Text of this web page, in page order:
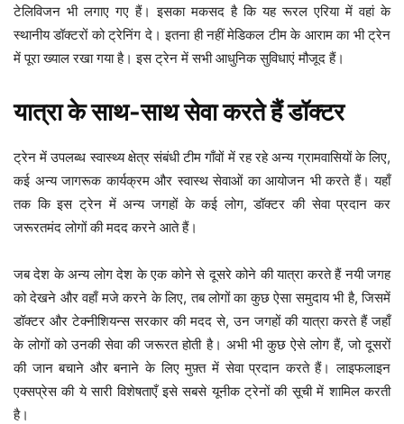
टेलिविजन भी लगाए गए हैं। इसका मकसद है कि यह रूरल एरिया में वहां के
स्थानीय डॉक्टरों को ट्रेनिंग दे। इतना ही नहीं मेडिकल टीम के आराम का भी ट्रेन
में पूरा ख्याल रखा गया है। इस ट्रेन में सभी आधुनिक सुविधाएं मौजूद हैं।
यात्रा के साथ-साथ सेवा करते हैं डॉक्टर
ट्रेन में उपलब्ध स्वास्थ्य क्षेत्र संबंधी टीम गाँवों में रह रहे अन्य ग्रामवासियों के लिए,
कई अन्य जागरूक कार्यक्रम और स्वास्थ सेवाओं का आयोजन भी करते हैं। यहाँ
तक कि इस ट्रेन में अन्य जगहों के कई लोग, डॉक्टर की सेवा प्रदान कर
जरूरतमंद लोगों की मदद करने आते हैं।
जब देश के अन्य लोग देश के एक कोने से दूसरे कोने की यात्रा करते हैं नयी जगह
को देखने और वहाँ मजे करने के लिए, तब लोगों का कुछ ऐसा समुदाय भी है, जिसमें
डॉक्टर और टेक्नीशियन्स सरकार की मदद से, उन जगहों की यात्रा करते हैं जहाँ
के लोगों को उनकी सेवा की जरूरत होती है। अभी भी कुछ ऐसे लोग हैं, जो दूसरों
की जान बचाने और बनाने के लिए मुफ़्त में सेवा प्रदान करते हैं। लाइफलाइन
एक्सप्रेस की ये सारी विशेषताएँ इसे सबसे यूनीक ट्रेनों की सूची में शामिल करती
है।